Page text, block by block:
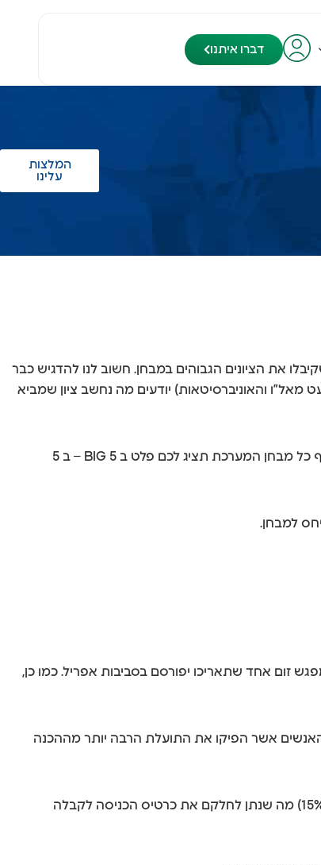
דברו איתנו
המלצות
עלינו
מחקר מעמיק בליווי צוות של 5 פסיכולוגים ממגוון תחומים ואחרי ניתוח של למעלה מ 100 מועמדים שקיבלו את הציונים הגבוהים במבחן. חשוב לנו להדגיש כבר
והאוניברסיטאות) יודעים מה נחשב ציון שמביא
במערכת תוכלו להתנסות במספר אינסופי של מבחנים (כל מבחן 90 שאלות בדיוק כמו בבחינה) אשר יציג לכם היגדים בסגנון הבחינה. בסוף כל מבחן המערכת תציג לכם פלט ב BIG 5 – ב 5
למבחן.
ה 4 שנתי בתל אביב שקיבל ציון מקסימאלי במבחן – 250! ההכנה מועברת במפגש זום אחד שתאריכו יפורסם בסביבות אפריל. כמו כן,
מעל הממוצע. בבדיקות שערכנו ניכר כי האנשים אשר הפיקו את התועלת הרבה יותר מההכנה
בשנת 2023 היו לנו 45 אנשים כאלו שניגשו פעם אחת וקיבלו פחות מ 200 ומתוכם 38! שיפרו את הציון בצורה מרשימה (עלייה של יותר מ 15%) מה שנתן לחלקם את כרטיס הכניסה לקבלה